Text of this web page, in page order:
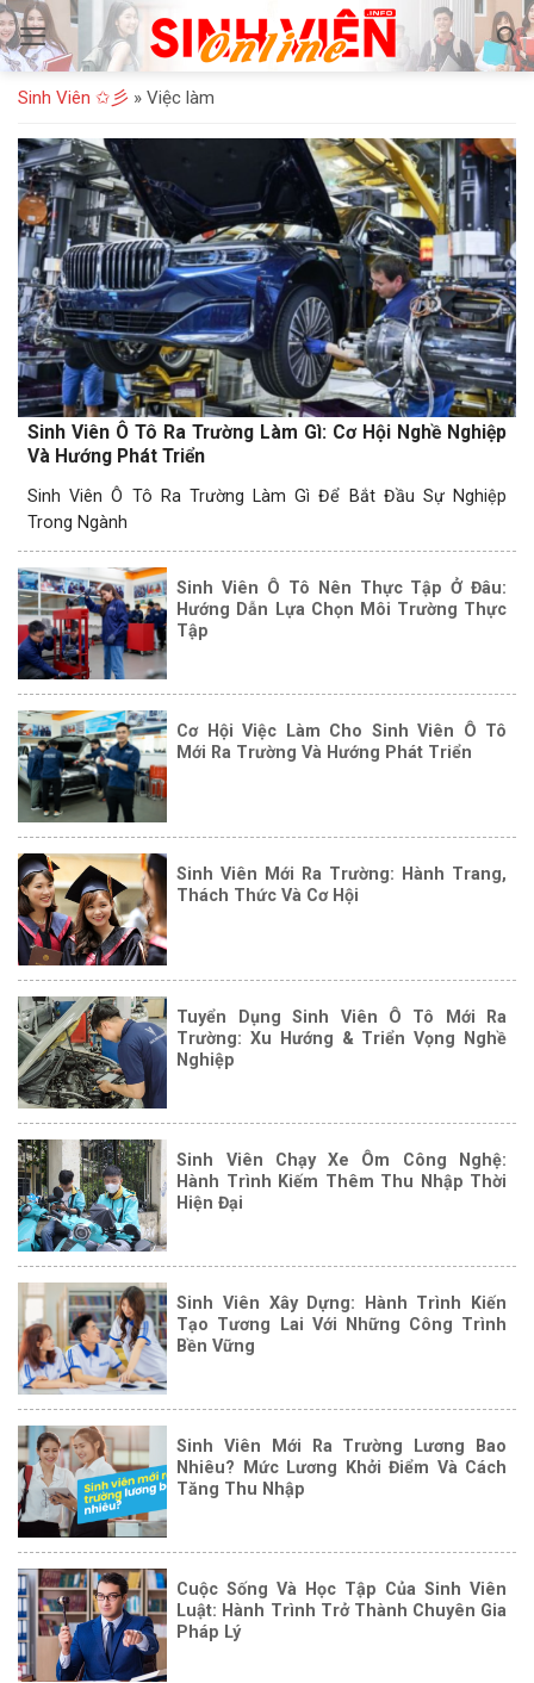
Bỏ
qua
nội
dung
Sinh Viên ✩彡 » Việc làm
Sinh Viên Ô Tô Ra Trường Làm Gì: Cơ Hội Nghề Nghiệp
Và Hướng Phát Triển
Sinh Viên Ô Tô Ra Trường Làm Gì Để Bắt Đầu Sự Nghiệp
Trong Ngành
Sinh Viên Ô Tô Nên Thực Tập Ở Đâu:
Hướng Dẫn Lựa Chọn Môi Trường Thực
Tập
Cơ Hội Việc Làm Cho Sinh Viên Ô Tô
Mới Ra Trường Và Hướng Phát Triển
Sinh Viên Mới Ra Trường: Hành Trang,
Thách Thức Và Cơ Hội
Tuyển Dụng Sinh Viên Ô Tô Mới Ra
Trường: Xu Hướng & Triển Vọng Nghề
Nghiệp
Sinh Viên Chạy Xe Ôm Công Nghệ:
Hành Trình Kiếm Thêm Thu Nhập Thời
Hiện Đại
Sinh Viên Xây Dựng: Hành Trình Kiến
Tạo Tương Lai Với Những Công Trình
Bền Vững
Sinh Viên Mới Ra Trường Lương Bao
Nhiêu? Mức Lương Khởi Điểm Và Cách
Tăng Thu Nhập
Cuộc Sống Và Học Tập Của Sinh Viên
Luật: Hành Trình Trở Thành Chuyên Gia
Pháp Lý